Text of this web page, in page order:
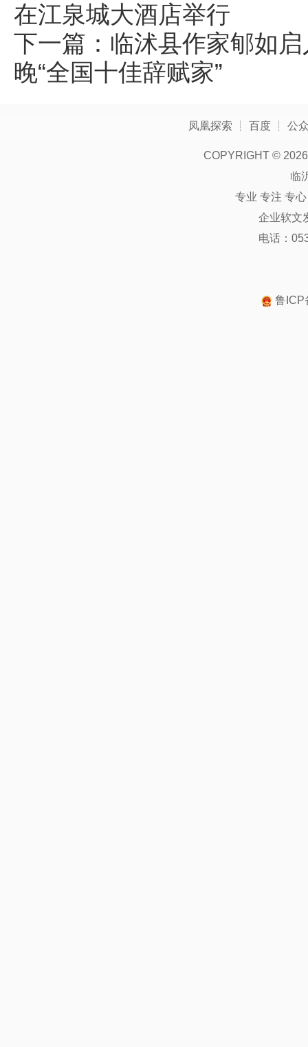
在江泉城大酒店举行
下一篇： 临沭县作家郇如
晚“全国十佳辞赋家”
凤凰探索 ┊ 百度 ┊ 公
COPYRIGHT ©
临
专业 专注 专
企业软文
电话：
鲁ICP